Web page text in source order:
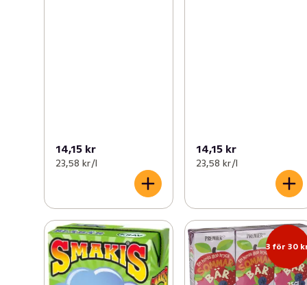
14,15 kr
23,58 kr /l
14,15 kr
23,58 kr /l
3 för 30